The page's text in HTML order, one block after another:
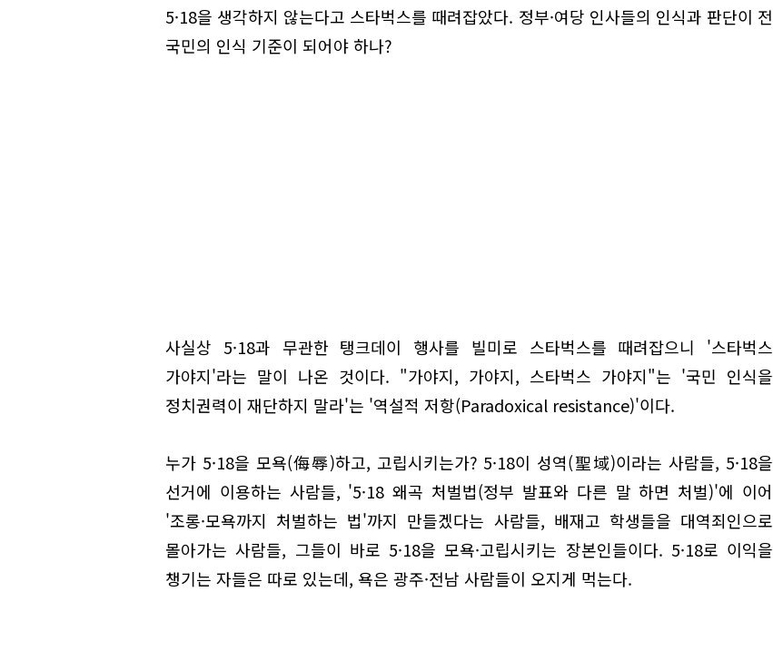
5·18을 생각하지 않는다고 스타벅스를 때려잡았다. 정부·여당 인사들의 인식과 판단이 전
국민의 인식 기준이 되어야 하나?
사실상 5·18과 무관한 탱크데이 행사를 빌미로 스타벅스를 때려잡으니 '스타벅스
가야지'라는 말이 나온 것이다. "가야지, 가야지, 스타벅스 가야지"는 '국민 인식을
정치권력이 재단하지 말라'는 '역설적 저항(Paradoxical resistance)'이다.
누가 5·18을 모욕(侮辱)하고, 고립시키는가? 5·18이 성역(聖域)이라는 사람들, 5·18을
선거에 이용하는 사람들, '5·18 왜곡 처벌법(정부 발표와 다른 말 하면 처벌)'에 이어
'조롱·모욕까지 처벌하는 법'까지 만들겠다는 사람들, 배재고 학생들을 대역죄인으로
몰아가는 사람들, 그들이 바로 5·18을 모욕·고립시키는 장본인들이다. 5·18로 이익을
챙기는 자들은 따로 있는데, 욕은 광주·전남 사람들이 오지게 먹는다.